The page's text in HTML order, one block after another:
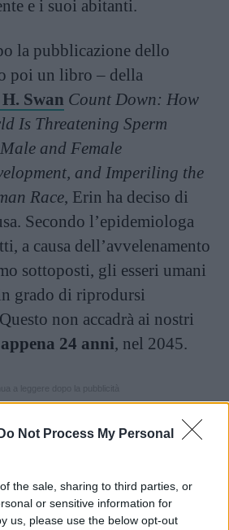
Do Not Process My Personal
the sale, sharing to third parties, or
or sensitive information for
us, please use the below opt-out
e i suoi abitanti.
la pubblicazione dello
poi un libro – della
Swan Count Down: How
Is Threatening Sperm
and Female
and Imperiling the
Race, Erin ha deciso di
Secondo l’epidemiologa
a causa dell’avvelenamento
sottoposti, gli esseri umani
grado di riprodursi
non accadrà ai nostri
24 anni, nel 2045.
in
Brockovich ha parlato del
Swan, mettendo in guardia